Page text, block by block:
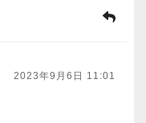
2023年9月6日 11:01